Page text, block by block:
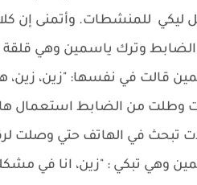
ليكي للمنشطات. وأتمنى إن
وترك ياسمين وهي قلقة
قالت في نفسها: "زين،
وطلت من الضابط استعمال
تبحث في الهاتف حتي وصلت
وهي تبكي : "زين، انا في